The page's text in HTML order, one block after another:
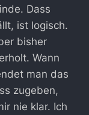
Dass
ist logisch.
bisher
Wann
man das
zugeben,
nie klar. Ich